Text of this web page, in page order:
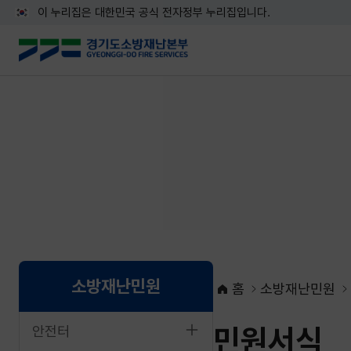
이 누리집은 대한민국 공식 전자정부 누리집입니다.
소방재난민원
안전터
홈 소방재난민원
민원서식
네이버밴드로 공유하기
카카오톡으로 공유하기
URL복사하기
인쇄하기